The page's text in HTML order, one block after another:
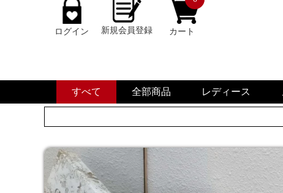
ログイン 新規会員登録 カート
すべて 全部商品 レディース